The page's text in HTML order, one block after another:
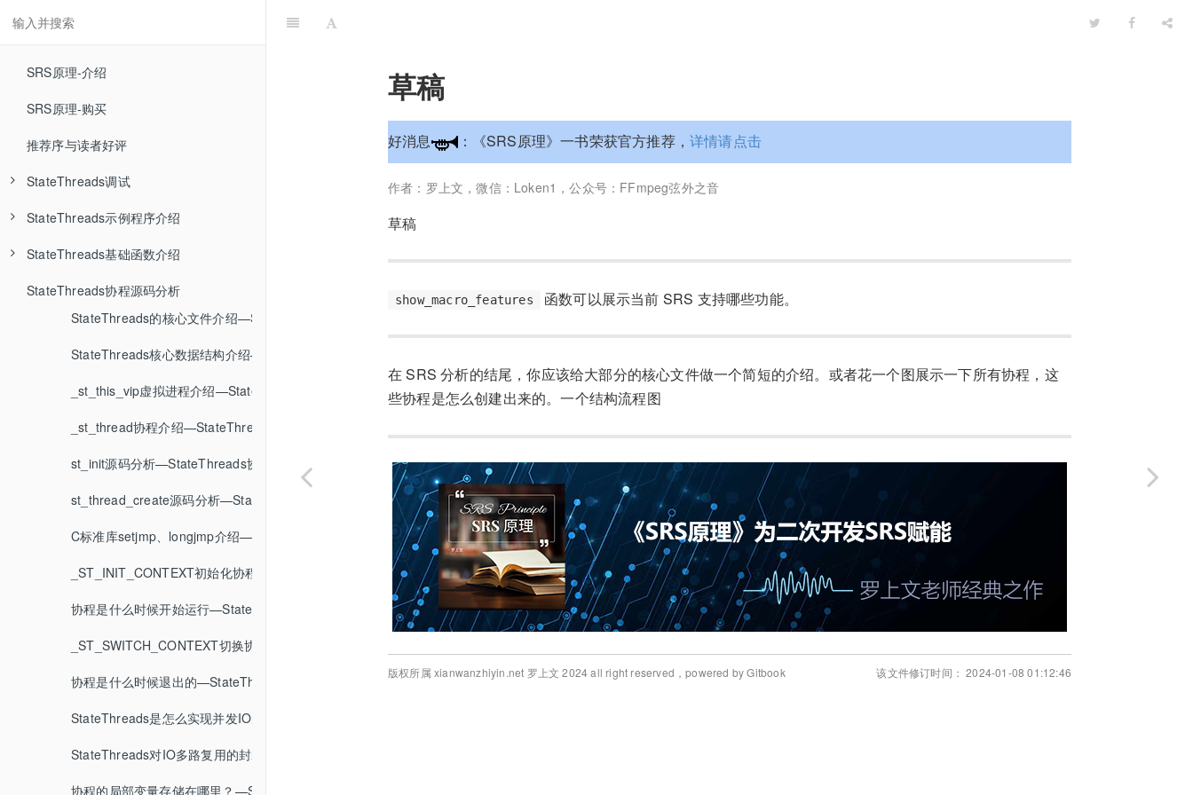
SRS原理-介绍
SRS原理-购买
推荐序与读者好评
StateThreads调试
StateThreads调试环境搭建—StateThreads调试
StateThreads高级调试—StateThreads调试
clion高级调试功能介绍—StateThreads调试
StateThreads示例程序介绍
DNS查询lookupdns程序分析-上—StateThreads示例程序介绍
DNS查询lookupdns程序分析-下—StateThreads示例程序介绍
TCP代理服务器proxy程序分析—StateThreads示例程序绍
HTTP服务器server程序介绍—StateThreads示例程序介绍
HTTP服务器server程序调试—StateThreads示例程序介绍
HTTP服务器server程序架构分析—StateThreads示例程序介绍
HTTP服务器server程序信号处理—StateThreads示例程序介绍
HTTP服务器server程序日志处理—StateThreads示例程序介绍
HTTP服务器server程序-u参数分析—StateThreads示例程序介绍
StateThreads基础函数介绍
st_usleep函数介绍—StateThreads基础函数介绍
st_mutex_lock协程锁介绍—StateThreads基础函数介绍
st_cond_wait协程间通信介绍—StateThreads基础函数介绍
st_thread_interrupt中断协程介绍—StateThreads基础函数介绍
st_thread_join协程间通信介绍—StateThreads基础函数介绍
st_thread_setspecific协程私有数据—StateThreads基础函数介绍
协程切换回调介绍—StateThreads协程源码分析
StateThreads协程源码分析
StateThreads的核心文件介绍—StateThreads协程源码分析
StateThreads核心数据结构介绍—StateThreads协程源码分析
_st_this_vip虚拟进程介绍—StateThreads协程源码分析
_st_thread协程介绍—StateThreads协程源码分析
st_init源码分析—StateThreads协程源码分析
st_thread_create源码分析—StateThreads协程源码分析
C标准库setjmp、longjmp介绍—StateThreads协程源码分析
_ST_INIT_CONTEXT初始化协程上下文—StateThreads协程源码分析
协程是什么时候开始运行—StateThreads协程源码分析
_ST_SWITCH_CONTEXT切换协程上下文—StateThreads协程源码分析
协程是什么时候退出的—StateThreads协程源码分析
StateThreads是怎么实现并发IO的？—StateThreads协程源码分析
StateThreads对IO多路复用的封装—StateThreads协程源码分析
协程的局部变量存储在哪里？—StateThreads协程源码分析
草稿
好消息 ：《SRS原理》一书荣获官方推荐，详情请点击
作者：罗上文，微信：Loken1，公众号：FFmpeg弦外之音
草稿
show_macro_features 函数可以展示当前 SRS 支持哪些功能。
在 SRS 分析的结尾，你应该给大部分的核心文件做一个简短的介绍。或者花一个图展示一下所有协程，这
些协程是怎么创建出来的。一个结构流程图
版权所属 xianwanzhiyin.net 罗上文 2024 all right reserved，powered by Gitbook 该文件修订时间： 2024-01-08 01:12:46